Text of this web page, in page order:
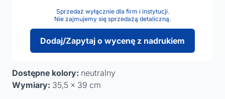
Sprzedaż wyłącznie dla firm i instytucji.
Nie zajmujemy się sprzedażą detaliczną.
Dodaj/Zapytaj o wycenę z nadrukiem
Dostępne kolory: neutralny
Wymiary: 35,5 x 39 cm